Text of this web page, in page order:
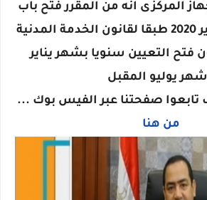
المركزى انه من المقرر فتح باب
التعييات بداية يناير 2020 طبقا لقانون الخدمة المدنية
فتح التعيين سنويا بشهر يناير
يوليو المقبل
تابعوا صفحتنا عبر الفيس بوك ...
من هنا